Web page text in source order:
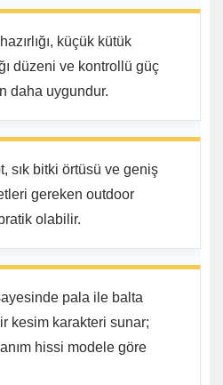
küçük kütük
düzeni ve kontrollü güç
daha uygundur.
sık bitki örtüsü ve geniş
gereken outdoor
olabilir.
pala ile balta
kesim karakteri sunar;
hissi modele göre